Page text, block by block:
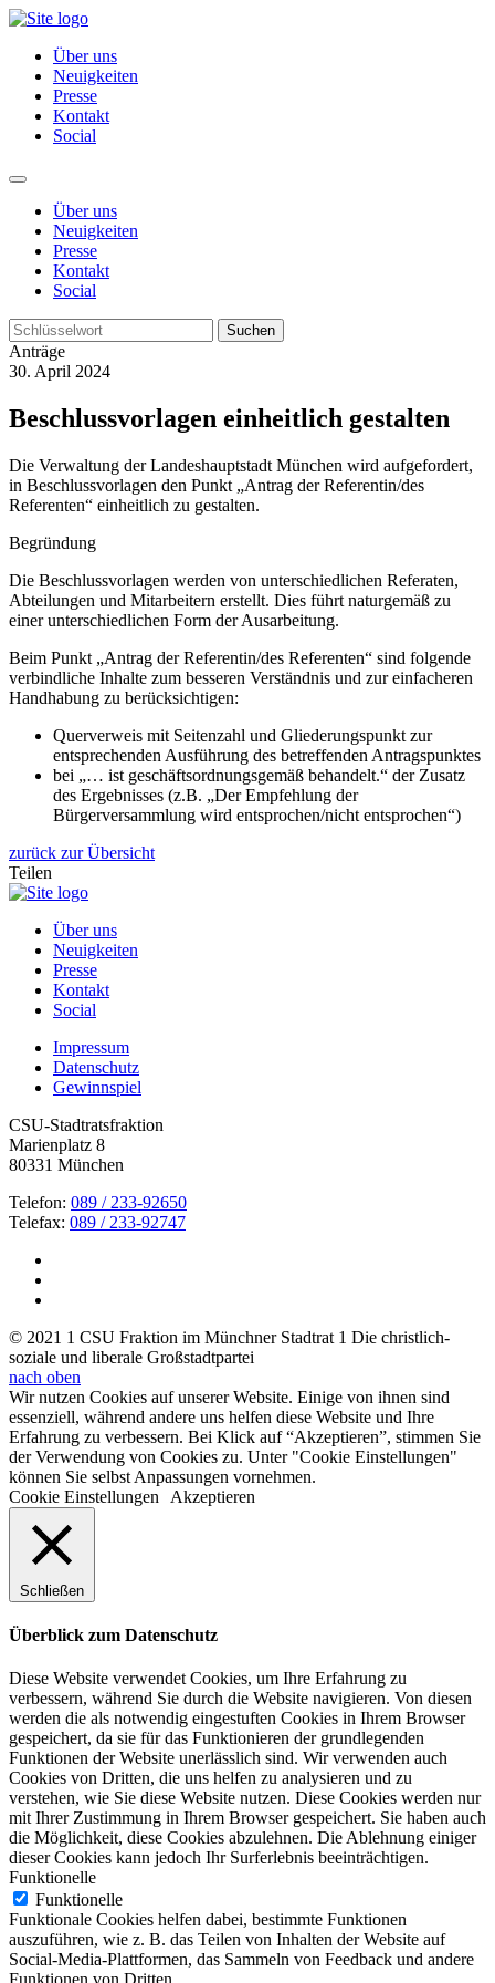
Über uns
Neuigkeiten
Presse
Kontakt
Social
Über uns
Neuigkeiten
Presse
Kontakt
Social
Suchen
Anträge
30. April 2024
Beschlussvorlagen einheitlich gestalten
Die Verwaltung der Landeshauptstadt München wird aufgefordert,
in Beschlussvorlagen den Punkt „Antrag der Referentin/des
Referenten“ einheitlich zu gestalten.
Begründung
Die Beschlussvorlagen werden von unterschiedlichen Referaten,
Abteilungen und Mitarbeitern erstellt. Dies führt naturgemäß zu
einer unterschiedlichen Form der Ausarbeitung.
Beim Punkt „Antrag der Referentin/des Referenten“ sind folgende
verbindliche Inhalte zum besseren Verständnis und zur einfacheren
Handhabung zu berücksichtigen:
Querverweis mit Seitenzahl und Gliederungspunkt zur
entsprechenden Ausführung des betreffenden Antragspunktes
bei „… ist geschäftsordnungsgemäß behandelt.“ der Zusatz
des Ergebnisses (z.B. „Der Empfehlung der
Bürgerversammlung wird entsprochen/nicht entsprochen“)
zurück zur Übersicht
Teilen
Über uns
Neuigkeiten
Presse
Kontakt
Social
Impressum
Datenschutz
Gewinnspiel
CSU-Stadtratsfraktion
Marienplatz 8
80331 München
Telefon: 089 / 233-92650
Telefax: 089 / 233-92747
© 2021 1 CSU Fraktion im Münchner Stadtrat 1 Die christlich-
soziale und liberale Großstadtpartei
nach oben
Wir nutzen Cookies auf unserer Website. Einige von ihnen sind
essenziell, während andere uns helfen diese Website und Ihre
Erfahrung zu verbessern. Bei Klick auf “Akzeptieren”, stimmen Sie
der Verwendung von Cookies zu. Unter "Cookie Einstellungen"
können Sie selbst Anpassungen vornehmen.
Cookie Einstellungen
Akzeptieren
Schließen
Überblick zum Datenschutz
Diese Website verwendet Cookies, um Ihre Erfahrung zu
verbessern, während Sie durch die Website navigieren. Von diesen
werden die als notwendig eingestuften Cookies in Ihrem Browser
gespeichert, da sie für das Funktionieren der grundlegenden
Funktionen der Website unerlässlich sind. Wir verwenden auch
Cookies von Dritten, die uns helfen zu analysieren und zu
verstehen, wie Sie diese Website nutzen. Diese Cookies werden nur
mit Ihrer Zustimmung in Ihrem Browser gespeichert. Sie haben auch
die Möglichkeit, diese Cookies abzulehnen. Die Ablehnung einiger
dieser Cookies kann jedoch Ihr Surferlebnis beeinträchtigen.
Funktionelle
Funktionelle
Funktionale Cookies helfen dabei, bestimmte Funktionen
auszuführen, wie z. B. das Teilen von Inhalten der Website auf
Social-Media-Plattformen, das Sammeln von Feedback und andere